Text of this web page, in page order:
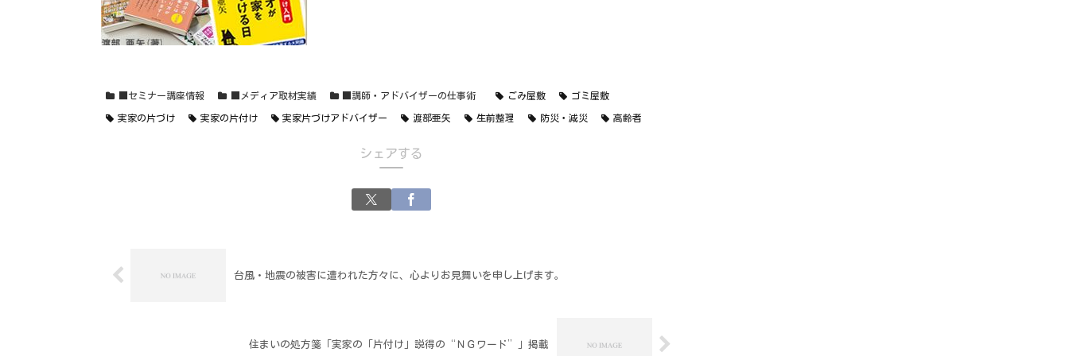
■セミナー講座情報 ■メディア取材実績 ■講師・アドバイザーの仕事術 ごみ屋敷 ゴミ屋敷
実家の片づけ 実家の片付け 実家片づけアドバイザー 渡部亜矢 生前整理 防災・減災 高齢者
シェアする
台風・地震の被害に遭われた方々に、心よりお見舞いを申し上げます。
住まいの処方箋「実家の「片付け」説得の“ＮＧワード”」掲載